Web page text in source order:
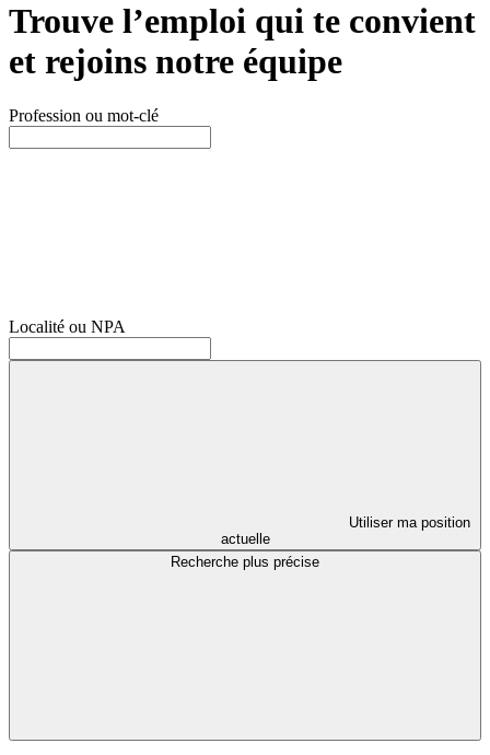
Trouve l’emploi qui te convient
et rejoins notre équipe
Profession ou mot-clé
Localité ou NPA
Utiliser ma position
actuelle